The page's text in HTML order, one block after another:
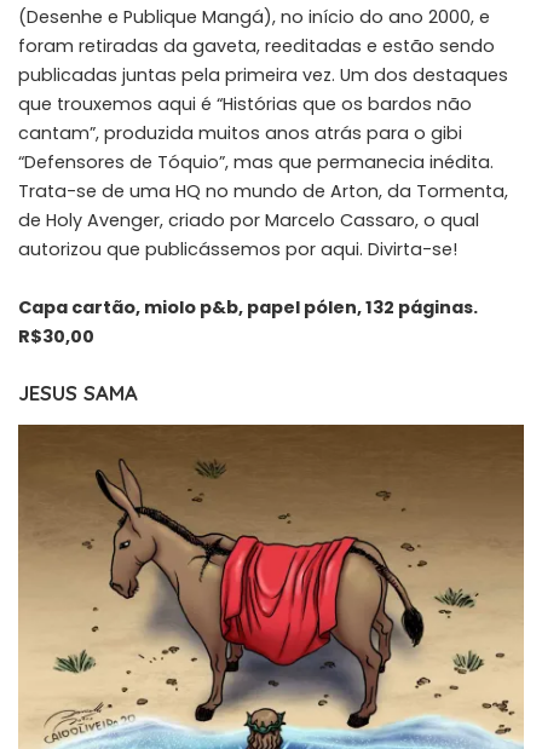
(Desenhe e Publique Mangá), no início do ano 2000, e
foram retiradas da gaveta, reeditadas e estão sendo
publicadas juntas pela primeira vez. Um dos destaques
que trouxemos aqui é “Histórias que os bardos não
cantam”, produzida muitos anos atrás para o gibi
“Defensores de Tóquio”, mas que permanecia inédita.
Trata-se de uma HQ no mundo de Arton, da Tormenta,
de Holy Avenger, criado por Marcelo Cassaro, o qual
autorizou que publicássemos por aqui. Divirta-se!
Capa cartão, miolo p&b, papel pólen, 132 páginas.
R$30,00
JESUS SAMA